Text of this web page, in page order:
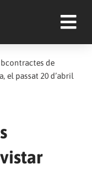
de
el passat 20 d’abril